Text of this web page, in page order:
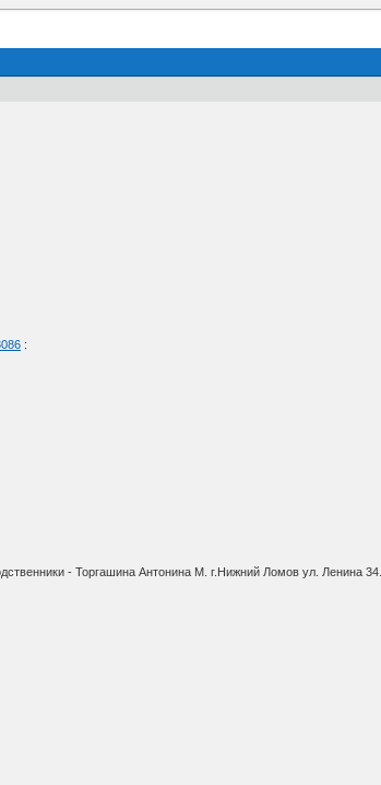
:
- Торгашина Антонина М. г.Нижний Ломов ул. Ленина 34.